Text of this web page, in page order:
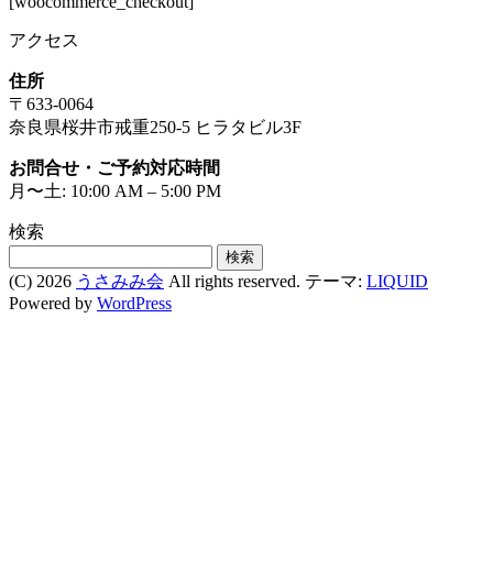
替
アクセス
住所
〒633-0064
奈良県桜井市戒重250-5 ヒラタビル3F
お問合せ・ご予約対応時間
月〜土: 10:00 AM – 5:00 PM
検索
索:
(C) 2026 うさみみ会 All rights reserved. テーマ: LIQUID
Powered by WordPress